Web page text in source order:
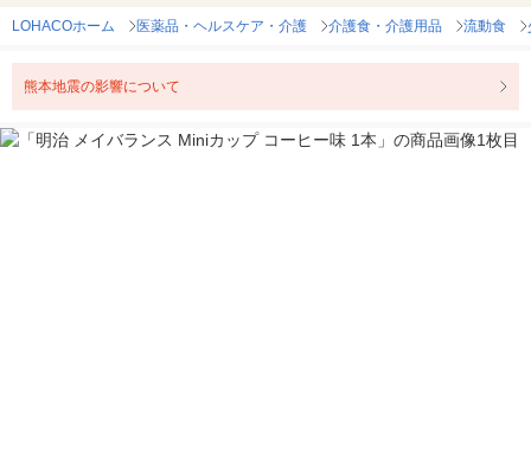
LOHACOホーム 医薬品・ヘルスケア・介護 介護食・介護用品 流動食
熊本地震の影響について